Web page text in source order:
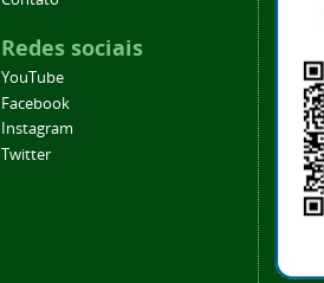
Redes sociais
YouTube
Facebook
Instagram
Twitter